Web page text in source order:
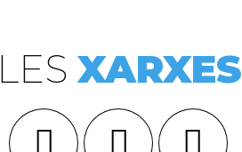
LESXARXES